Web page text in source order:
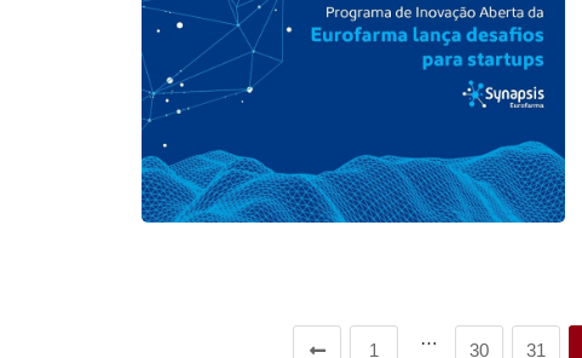
1
…
30 31